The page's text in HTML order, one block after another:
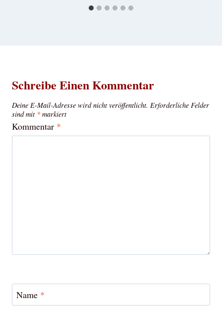
Schreibe Einen Kommentar
Deine E-Mail-Adresse wird nicht veröffentlicht. Erforderliche Felder
sind mit * markiert
Kommentar *
Name *